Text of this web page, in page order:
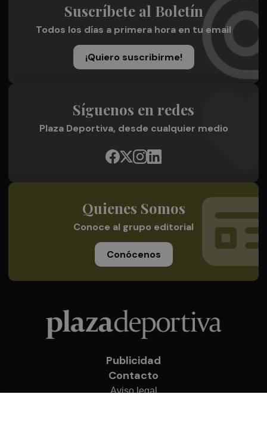
Suscríbete al Boletín
Todos los días a primera hora en tu email
¡Quiero suscribirme!
Síguenos en redes
Plaza Deportiva, desde cualquier medio
Quienes Somos
Conoce al grupo editorial
Conócenos
Publicidad
Contacto
Aviso legal